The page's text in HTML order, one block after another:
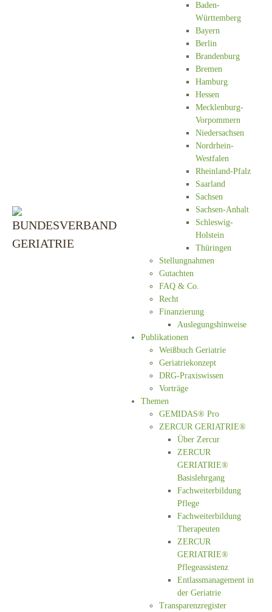
Baden-
Württemberg
Bayern
Berlin
Brandenburg
Bremen
Hamburg
Hessen
Mecklenburg-
Vorpommern
Niedersachsen
Nordrhein-
Westfalen
Rheinland-Pfalz
Saarland
Sachsen
Sachsen-Anhalt
Schleswig-
Holstein
Thüringen
Stellungnahmen
Gutachten
FAQ & Co.
Recht
Finanzierung
Auslegungshinweise
Publikationen
Weißbuch Geriatrie
Geriatriekonzept
DRG-Praxiswissen
Vorträge
Themen
GEMIDAS® Pro
ZERCUR GERIATRIE®
Über Zercur
ZERCUR
GERIATRIE®
Basislehrgang
Fachweiterbildung
Pflege
Fachweiterbildung
Therapeuten
ZERCUR
GERIATRIE®
Pflegeassistenz
Entlassmanagement in
der Geriatrie
Transparenzregister